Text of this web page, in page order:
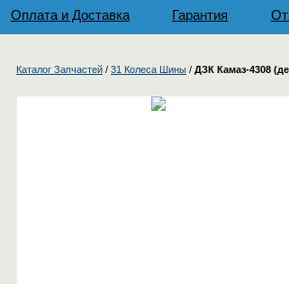
Оплата и Доставка Гарантия
Каталог Запчастей / 31 Колеса Шины / ДЗК Камаз-4308